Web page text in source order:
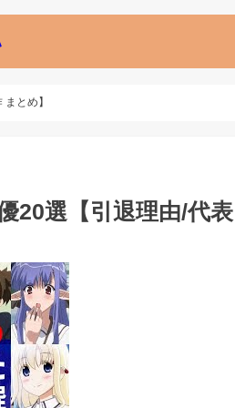
とめ】
20選【引退理由/代表